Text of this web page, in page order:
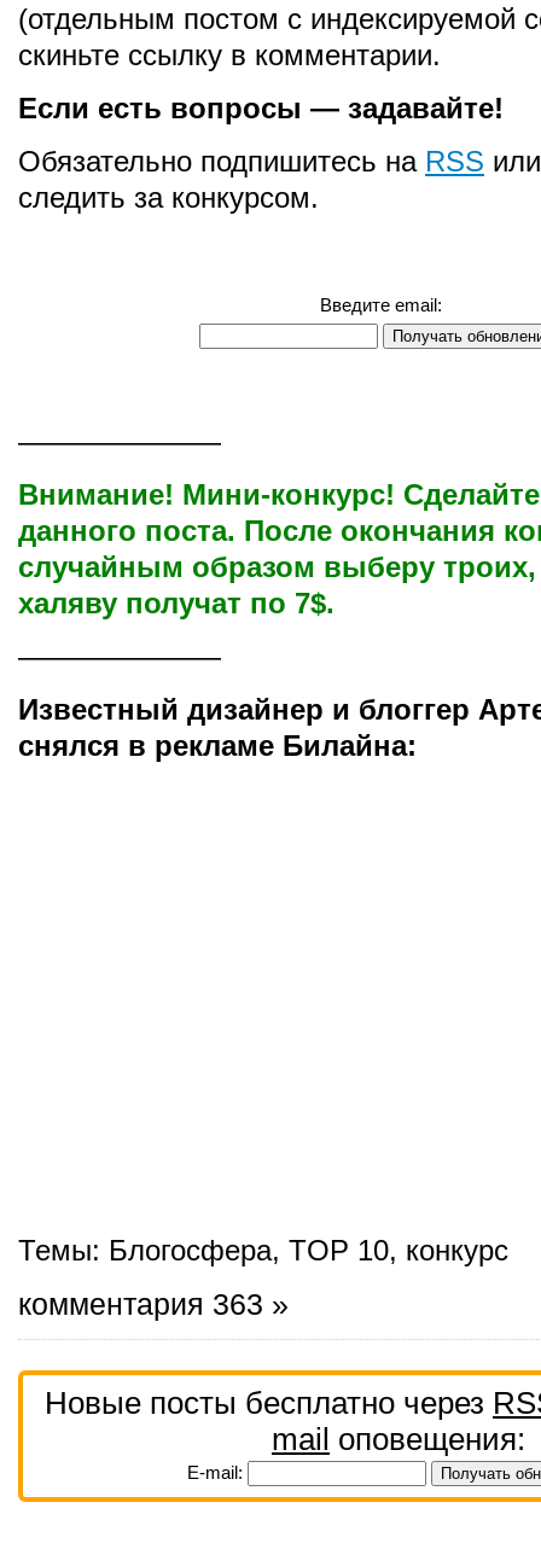
(отдельным постом с индексируемой
скиньте ссылку в комментарии.
Если есть вопросы — задавайте!
Обязательно подпишитесь на RSS
следить за конкурсом.
Введите email:
———————
Внимание! Мини-конкурс!
данного поста. После окончания
случайным образом выберу
халяву получат по 7$.
———————
Известный дизайнер и блоггер
снялся в рекламе Билайна:
Темы: Блогосфера, TOP 10, конкурс
комментария 363 »
Новые посты бесплатно через
mail оповещения:
E-mail: